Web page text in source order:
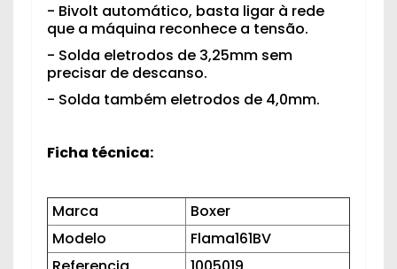
- Bivolt automático, basta ligar à rede
que a máquina reconhece a tensão.
- Solda eletrodos de 3,25mm sem
precisar de descanso.
- Solda também eletrodos de 4,0mm.
Ficha técnica:
Marca
Boxer
Modelo
Flama161BV